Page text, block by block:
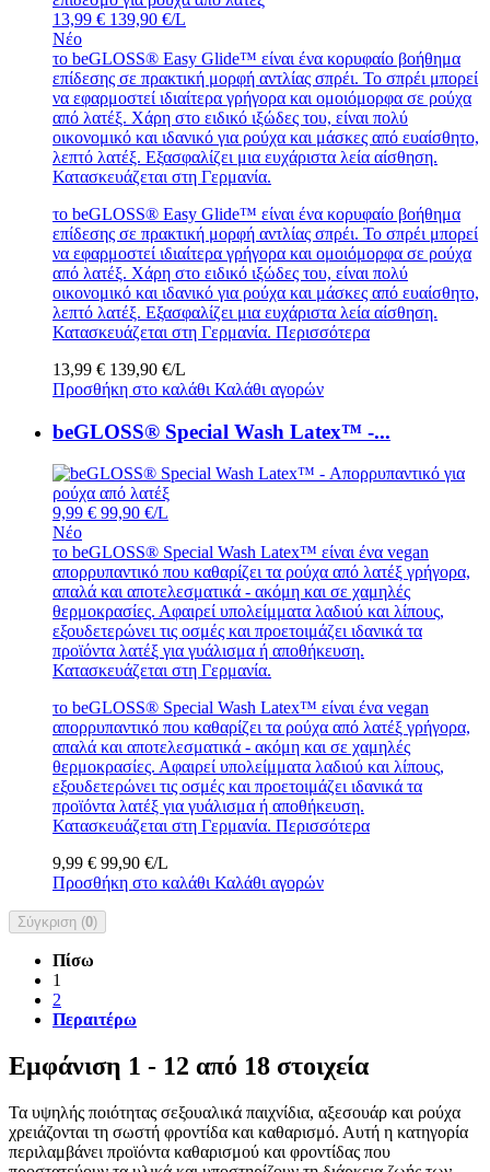
13,99 € 139,90 €/L
Νέο
το beGLOSS® Easy Glide™ είναι ένα κορυφαίο βοήθημα
επίδεσης σε πρακτική μορφή αντλίας σπρέι. Το σπρέι μπορεί
να εφαρμοστεί ιδιαίτερα γρήγορα και ομοιόμορφα σε ρούχα
από λατέξ. Χάρη στο ειδικό ιξώδες του, είναι πολύ
οικονομικό και ιδανικό για ρούχα και μάσκες από ευαίσθητο,
λεπτό λατέξ. Εξασφαλίζει μια ευχάριστα λεία αίσθηση.
Κατασκευάζεται στη Γερμανία.
το beGLOSS® Easy Glide™ είναι ένα κορυφαίο βοήθημα
επίδεσης σε πρακτική μορφή αντλίας σπρέι. Το σπρέι μπορεί
να εφαρμοστεί ιδιαίτερα γρήγορα και ομοιόμορφα σε ρούχα
από λατέξ. Χάρη στο ειδικό ιξώδες του, είναι πολύ
οικονομικό και ιδανικό για ρούχα και μάσκες από ευαίσθητο,
λεπτό λατέξ. Εξασφαλίζει μια ευχάριστα λεία αίσθηση.
Κατασκευάζεται στη Γερμανία. Περισσότερα
13,99 € 139,90 €/L
Προσθήκη στο καλάθι Καλάθι αγορών
beGLOSS® Special Wash Latex™ -...
9,99 € 99,90 €/L
Νέο
το beGLOSS® Special Wash Latex™ είναι ένα vegan
απορρυπαντικό που καθαρίζει τα ρούχα από λατέξ γρήγορα,
απαλά και αποτελεσματικά - ακόμη και σε χαμηλές
θερμοκρασίες. Αφαιρεί υπολείμματα λαδιού και λίπους,
εξουδετερώνει τις οσμές και προετοιμάζει ιδανικά τα
προϊόντα λατέξ για γυάλισμα ή αποθήκευση.
Κατασκευάζεται στη Γερμανία.
το beGLOSS® Special Wash Latex™ είναι ένα vegan
απορρυπαντικό που καθαρίζει τα ρούχα από λατέξ γρήγορα,
απαλά και αποτελεσματικά - ακόμη και σε χαμηλές
θερμοκρασίες. Αφαιρεί υπολείμματα λαδιού και λίπους,
εξουδετερώνει τις οσμές και προετοιμάζει ιδανικά τα
προϊόντα λατέξ για γυάλισμα ή αποθήκευση.
Κατασκευάζεται στη Γερμανία. Περισσότερα
9,99 € 99,90 €/L
Προσθήκη στο καλάθι Καλάθι αγορών
Σύγκριση (0)
Πίσω
1
2
Περαιτέρω
Εμφάνιση 1 - 12 από 18 στοιχεία
Τα υψηλής ποιότητας σεξουαλικά παιχνίδια, αξεσουάρ και ρούχα
χρειάζονται τη σωστή φροντίδα και καθαρισμό. Αυτή η κατηγορία
περιλαμβάνει προϊόντα καθαρισμού και φροντίδας που